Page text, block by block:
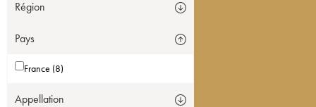
Région
Pays
France (8)
Appellation